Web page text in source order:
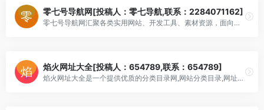
零七号导航网[投稿人：零七导航,联系：2284071162]
零七号导航网汇聚各类实用网站、开发工具、素材资源，面向普通网民与站长，提供网址分类导航、免费收录通道，一键直达优质站点，上网从零七号导航开始
焰火网址大全[投稿人：654789,联系：654789]
焰火网址大全是一个提供优质的分类目录网,网站分类目录,网址目录提交,分类目录网站推荐,网站外链发布，需要推广网站，可以为各行业提供分类目录网,网站分类目录,网址